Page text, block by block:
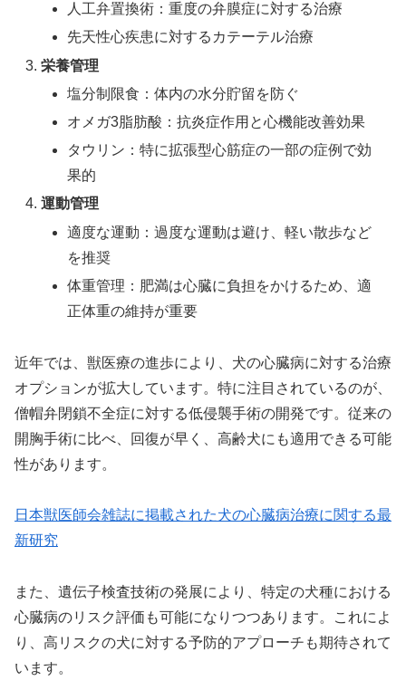
人工弁置換術：重度の弁膜症に対する治療
先天性心疾患に対するカテーテル治療
栄養管理
塩分制限食：体内の水分貯留を防ぐ
オメガ3脂肪酸：抗炎症作用と心機能改善効果
タウリン：特に拡張型心筋症の一部の症例で効
果的
運動管理
適度な運動：過度な運動は避け、軽い散歩など
を推奨
体重管理：肥満は心臓に負担をかけるため、適
正体重の維持が重要
近年では、獣医療の進歩により、犬の心臓病に対する治療
オプションが拡大しています。特に注目されているのが、
僧帽弁閉鎖不全症に対する低侵襲手術の開発です。従来の
開胸手術に比べ、回復が早く、高齢犬にも適用できる可能
性があります。
日本獣医師会雑誌に掲載された犬の心臓病治療に関する最
新研究
また、遺伝子検査技術の発展により、特定の犬種における
心臓病のリスク評価も可能になりつつあります。これによ
り、高リスクの犬に対する予防的アプローチも期待されて
います。